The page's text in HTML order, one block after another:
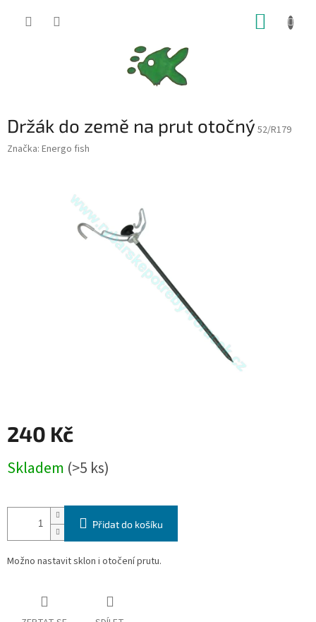
Držák do země na prut otočný 52/R179
Značka: Energo fish
240 Kč
cena:
Skladem (>5 ks)
Přidat do košíku
Možno nastavit sklon i otočení prutu.